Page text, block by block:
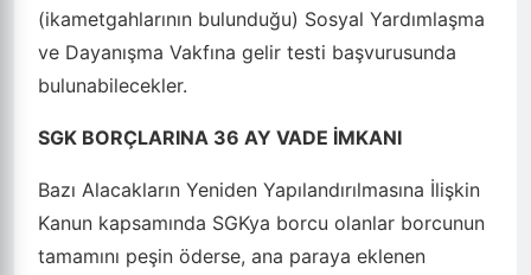
(ikametgahlarının bulunduğu) Sosyal Yardımlaşma
ve Dayanışma Vakfına gelir testi başvurusunda
bulunabilecekler.
SGK BORÇLARINA 36 AY VADE İMKANI
Bazı Alacakların Yeniden Yapılandırılmasına İlişkin
Kanun kapsamında SGKya borcu olanlar borcunun
tamamını peşin öderse, ana paraya eklenen